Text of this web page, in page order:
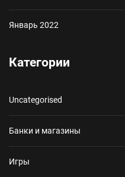
Январь 2022
Категории
Uncategorised
Банки и магазины
Игры